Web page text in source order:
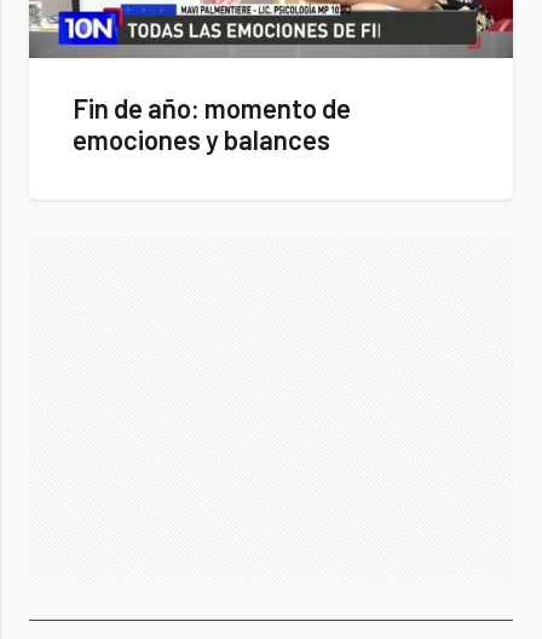
Fin de año: momento de
emociones y balances